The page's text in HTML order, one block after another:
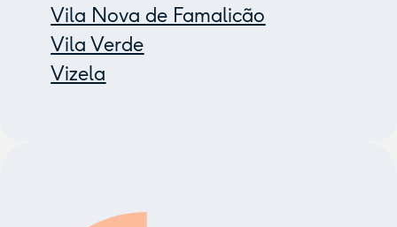
Vila Nova de Famalicão
Vila Verde
Vizela